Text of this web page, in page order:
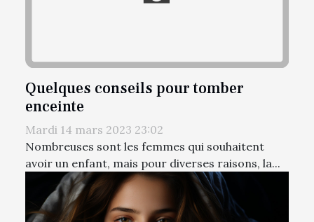
Quelques conseils pour tomber
enceinte
Mardi 14 mars 2023 23:02
Nombreuses sont les femmes qui souhaitent
avoir un enfant, mais pour diverses raisons, la...